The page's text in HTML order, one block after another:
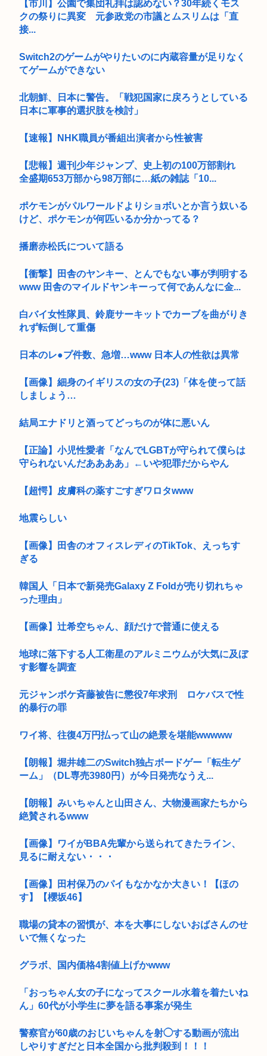
【市川】公園で集団礼拝は認めない？30年続くモス
クの祭りに異変 元参政党の市議とムスリムは「直
接...
Switch2のゲームがやりたいのに内蔵容量が足りなく
てゲームができない
北朝鮮、日本に警告。「戦犯国家に戻ろうとしている
日本に軍事的選択肢を検討」
【速報】NHK職員が番組出演者から性被害
【悲報】週刊少年ジャンプ、史上初の100万部割れ
全盛期653万部から98万部に…紙の雑誌「10...
ポケモンがパルワールドよりショボいとか言う奴いる
けど、ポケモンが何匹いるか分かってる？
播磨赤松氏について語る
【衝撃】田舎のヤンキー、とんでもない事が判明する
www 田舎のマイルドヤンキーって何であんなに金...
白バイ女性隊員、鈴鹿サーキットでカーブを曲がりき
れず転倒して重傷
日本のレ●プ件数、急増…www 日本人の性欲は異常
【画像】細身のイギリスの女の子(23)「体を使って話
しましょう…
結局エナドリと酒ってどっちのが体に悪いん
【正論】小児性愛者「なんでLGBTが守られて僕らは
守られないんだああああ」←いや犯罪だからやん
【超愕】皮膚科の薬すごすぎワロタwww
地震らしい
【画像】田舎のオフィスレディのTikTok、えっちす
ぎる
韓国人「日本で新発売Galaxy Z Foldが売り切れちゃ
った理由」
【画像】辻希空ちゃん、顔だけで普通に使える
地球に落下する人工衛星のアルミニウムが大気に及ぼ
す影響を調査
元ジャンポケ斉藤被告に懲役7年求刑 ロケバスで性
的暴行の罪
ワイ将、往復4万円払って山の絶景を堪能wwwww
【朗報】堀井雄二のSwitch独占ボードゲー「転生ゲ
ーム」（DL専売3980円）が今日発売なうえ...
【朗報】みいちゃんと山田さん、大物漫画家たちから
絶賛されるwww
【画像】ワイがBBA先輩から送られてきたライン、
見るに耐えない・・・
【画像】田村保乃のパイもなかなか大きい！【ほの
す】【櫻坂46】
職場の貸本の習慣が、本を大事にしないおばさんのせ
いで無くなった
グラボ、国内価格4割値上げかwww
「おっちゃん女の子になってスクール水着を着たいね
ん」60代が小学生に夢を語る事案が発生
警察官が60歳のおじいちゃんを射◯する動画が流出
しやりすぎだと日本全国から批判殺到！！！